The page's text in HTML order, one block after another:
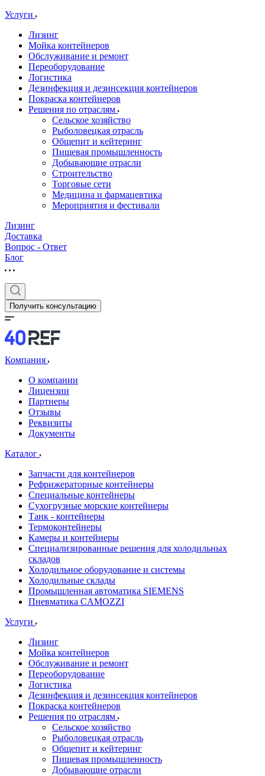
Услуги
Лизинг
Мойка контейнеров
Обслуживание и ремонт
Переоборудование
Логистика
Дезинфекция и дезинсекция контейнеров
Покраска контейнеров
Решения по отраслям
Сельское хозяйство
Рыболовецкая отрасль
Общепит и кейтеринг
Пищевая промышленность
Добывающие отрасли
Строительство
Торговые сети
Медицина и фармацевтика
Мероприятия и фестивали
Лизинг
Доставка
Вопрос - Ответ
Блог
Получить консультацию
Компания
О компании
Лицензии
Партнеры
Отзывы
Реквизиты
Документы
Каталог
Запчасти для контейнеров
Рефрижераторные контейнеры
Специальные контейнеры
Сухогрузные морские контейнеры
Танк - контейнеры
Термоконтейнеры
Камеры и контейнеры
Специализированные решения для холодильных
складов
Холодильное оборудование и системы
Холодильные склады
Промышленная автоматика SIEMENS
Пневматика CAMOZZI
Услуги
Лизинг
Мойка контейнеров
Обслуживание и ремонт
Переоборудование
Логистика
Дезинфекция и дезинсекция контейнеров
Покраска контейнеров
Решения по отраслям
Сельское хозяйство
Рыболовецкая отрасль
Общепит и кейтеринг
Пищевая промышленность
Добывающие отрасли